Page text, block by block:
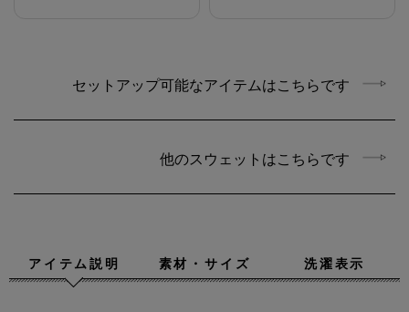
セットアップ可能なアイテムはこちらです
他のスウェットはこちらです
アイテム説明 素材・サイズ 洗濯表示